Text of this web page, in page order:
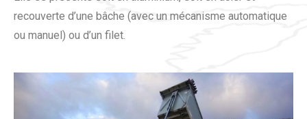
recouverte d’une bâche (avec un mécanisme automatique
ou manuel) ou d’un filet.